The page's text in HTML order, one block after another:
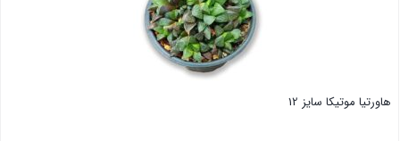
هاورتیا موتیکا سایز 12